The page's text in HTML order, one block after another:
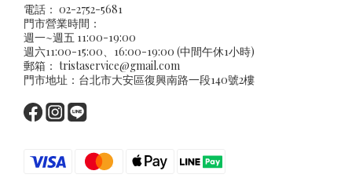
電話： 02-2752-5681
門市營業時間：
週一~週五 11:00-19:00
週六11:00-15:00、16:00-19:00 (中間午休1小時)
郵箱： tristaservice@gmail.com
門市地址：台北市大安區復興南路一段140號2樓